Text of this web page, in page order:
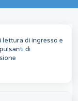
lettura di ingresso e
di